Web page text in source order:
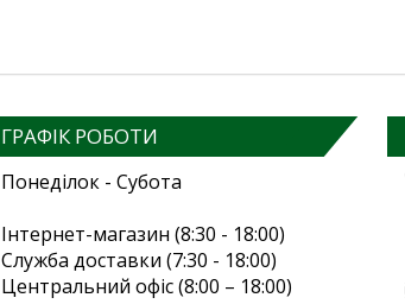
ГРАФІК РОБОТИ
Понеділок - Субота
Інтернет-магазин (8:30 - 18:00)
Служба доставки (7:30 - 18:00)
Центральний офіс (8:00 – 18:00)